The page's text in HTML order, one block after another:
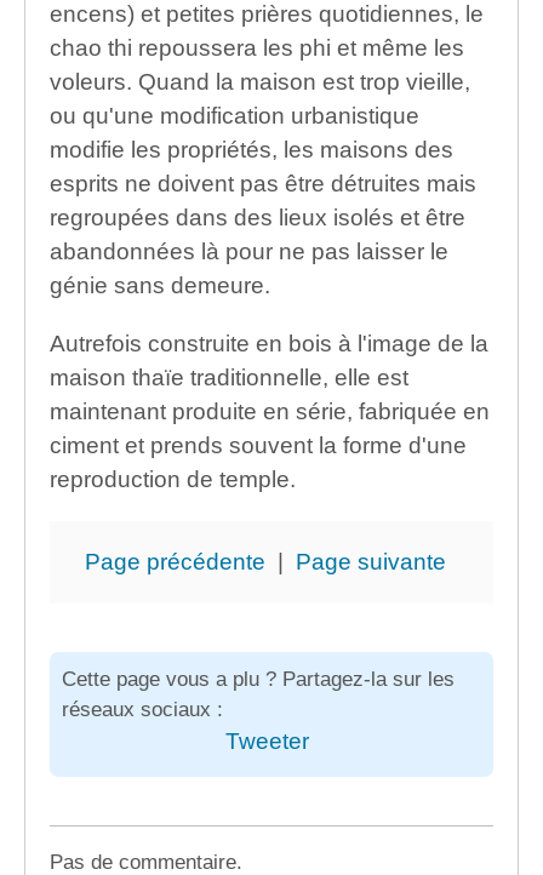
encens) et petites prières quotidiennes, le
chao thi repoussera les phi et même les
voleurs. Quand la maison est trop vieille,
ou qu'une modification urbanistique
modifie les propriétés, les maisons des
esprits ne doivent pas être détruites mais
regroupées dans des lieux isolés et être
abandonnées là pour ne pas laisser le
génie sans demeure.
Autrefois construite en bois à l'image de la
maison thaïe traditionnelle, elle est
maintenant produite en série, fabriquée en
ciment et prends souvent la forme d'une
reproduction de temple.
Page précédente | Page suivante
Cette page vous a plu ? Partagez-la sur les
réseaux sociaux :
Tweeter
Pas de commentaire.